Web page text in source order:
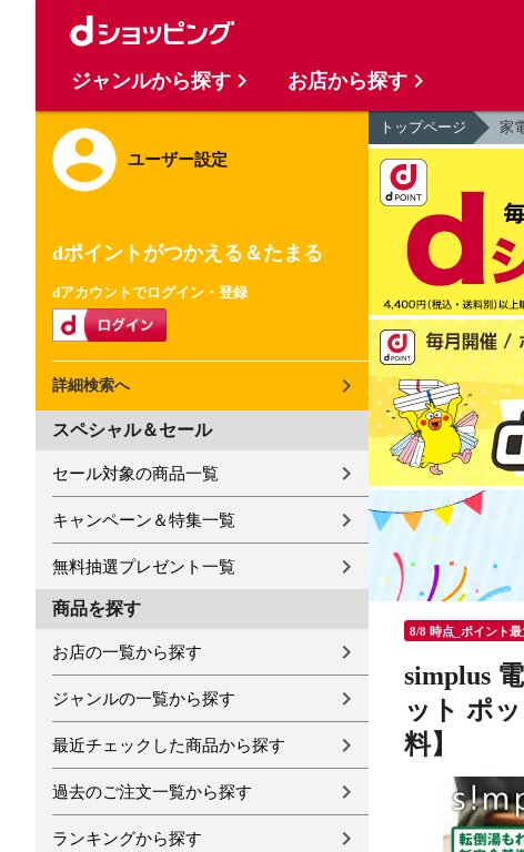
ユーザー設定
dポイントがつかえる＆たまる
dアカウントでログイン・登録
詳細検索へ
スペシャル＆セール
セール対象の商品一覧
キャンペーン＆特集一覧
無料抽選プレゼント一覧
商品を探す
お店の一覧から探す
ジャンルの一覧から探す
最近チェックした商品から探す
過去のご注文一覧から探す
ランキングから探す
トップページ 家
8/8 時点_ポイント
simplus
ット ポ
料】
ジャンルから探す お店から探す